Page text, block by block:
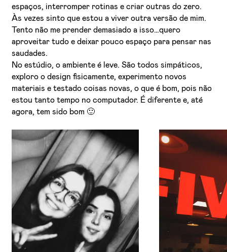
espaços, interromper rotinas e criar outras do zero.
Às vezes sinto que estou a viver outra versão de mim.
Tento não me prender demasiado a isso…quero
aproveitar tudo e deixar pouco espaço para pensar nas
saudades.
No estúdio, o ambiente é leve. São todos simpáticos,
exploro o design fisicamente, experimento novos
materiais e testado coisas novas, o que é bom, pois não
estou tanto tempo no computador. É diferente e, até
agora, tem sido bom 🙂